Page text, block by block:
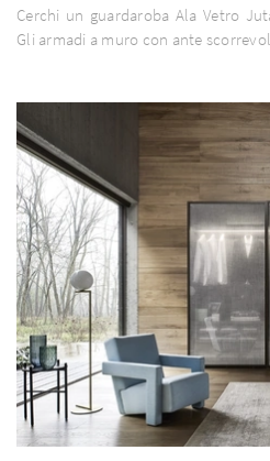
Cerchi un guardaroba Ala Vetro
Gli armadi a muro con ante